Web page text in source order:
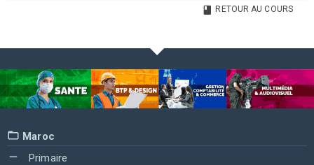
RETOUR AU COURS
Maroc
Primaire